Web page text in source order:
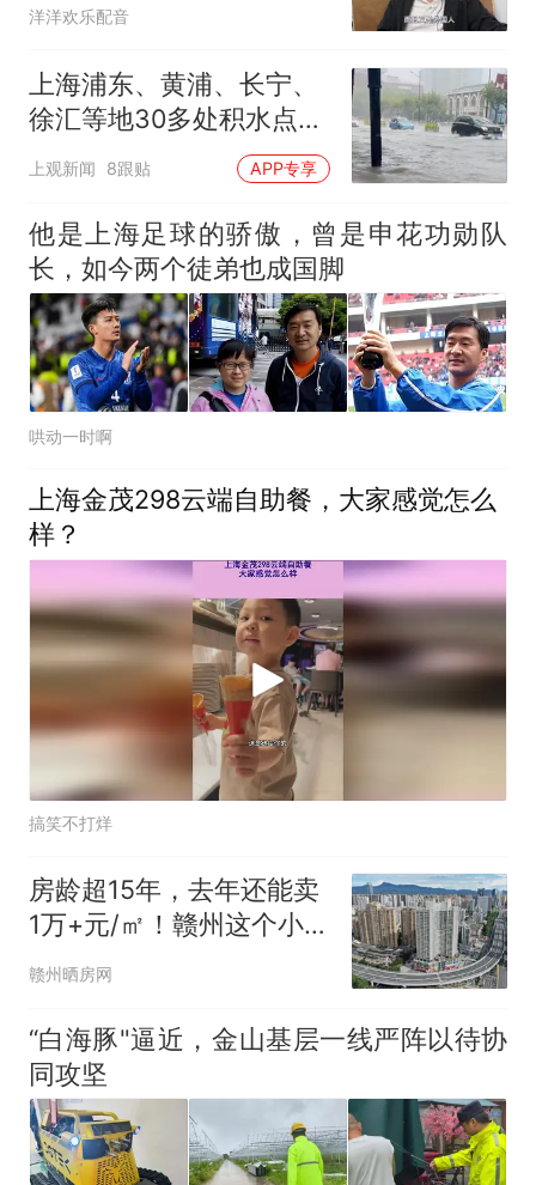
洋洋欢乐配音
上海浦东、黄浦、长宁、
徐汇等地30多处积水点正
在抢排
上观新闻 8跟贴 APP专享
他是上海足球的骄傲，曾是申花功勋队
长，如今两个徒弟也成国脚
哄动一时啊
上海金茂298云端自助餐，大家感觉怎么
样？
搞笑不打烊
房龄超15年，去年还能卖
1万+元/㎡！赣州这个小
区，迎来单价4字头成
赣州晒房网
“白海豚"逼近，金山基层一线严阵以待协
同攻坚